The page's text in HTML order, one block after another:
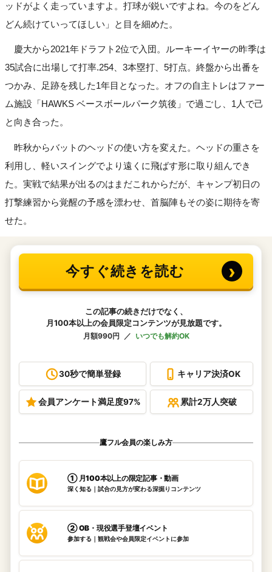
ッドがよく走っていますよ。打球が鋭いですよね。今のをどん
どん続けていってほしい」と目を細めた。
慶大から2021年ドラフト2位で入団。ルーキーイヤーの昨季は
35試合に出場して打率.254、3本塁打、5打点。終盤から出番を
つかみ、足跡を残した1年目となった。オフの自主トレはファー
ム施設「HAWKS ベースボールパーク筑後」で過ごし、1人で己
と向き合った。
昨秋からバットのヘッドの使い方を変えた。ヘッドの重さを
利用し、軽いスイングでより遠くに飛ばす形に取り組んでき
た。実戦で結果が出るのはまだこれからだが、キャンプ初日の
打撃練習から覚醒の予感を漂わせ、首脳陣もその姿に期待を寄
せた。